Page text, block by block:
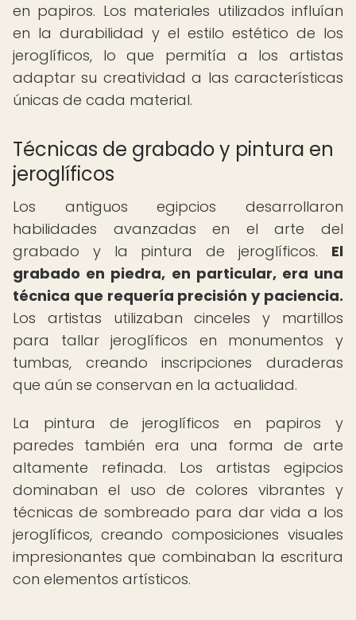
en papiros. Los materiales utilizados influían
en la durabilidad y el estilo estético de los
jeroglíficos, lo que permitía a los artistas
adaptar su creatividad a las características
únicas de cada material.
Técnicas de grabado y pintura en
jeroglíficos
Los antiguos egipcios desarrollaron
habilidades avanzadas en el arte del
grabado y la pintura de jeroglíficos. El
grabado en piedra, en particular, era una
técnica que requería precisión y paciencia.
Los artistas utilizaban cinceles y martillos
para tallar jeroglíficos en monumentos y
tumbas, creando inscripciones duraderas
que aún se conservan en la actualidad.
La pintura de jeroglíficos en papiros y
paredes también era una forma de arte
altamente refinada. Los artistas egipcios
dominaban el uso de colores vibrantes y
técnicas de sombreado para dar vida a los
jeroglíficos, creando composiciones visuales
impresionantes que combinaban la escritura
con elementos artísticos.